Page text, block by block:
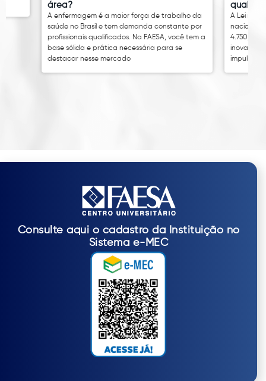
área?
A enfermagem é a maior força de trabalho da
saúde no Brasil e tem demanda constante por
profissionais qualificados. Na FAESA, você tem a
base sólida e prática necessária para se
destacar nesse mercado
qual é o
A Lei nº
nacional
4.750,00.
inovação
Consulte aqui o cadastro da Instituição no
Sistema e-MEC